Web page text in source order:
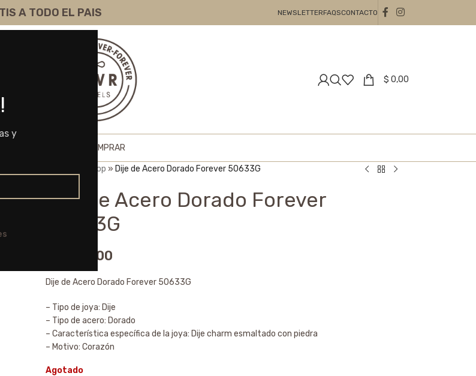
y
A TODO EL PAIS NEWSLETTERFAQSCONTACTO
$ 0,00
COMO COMPRAR
Shop » Dije de Acero Dorado Forever 50633G
Dije de Acero Dorado Forever
50633G
6.975,00
Dije de Acero Dorado Forever 50633G
– Tipo de joya: Dije
– Tipo de acero: Dorado
– Característica específica de la joya: Dije charm esmaltado con piedra
– Motivo: Corazón
Agotado